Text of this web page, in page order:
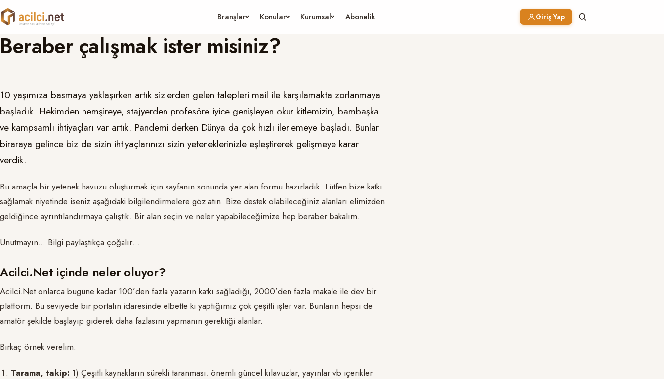
Branşlar Konular Kurumsal Abonelik Giriş Yap
Beraber çalışmak ister misiniz?
10 yaşımıza basmaya yaklaşırken artık sizlerden gelen talepleri mail ile karşılamakta zorlanmaya
başladık. Hekimden hemşireye, stajyerden profesöre iyice genişleyen okur kitlemizin, bambaşka
ve kampsamlı ihtiyaçları var artık. Pandemi derken Dünya da çok hızlı ilerlemeye başladı. Bunlar
biraraya gelince biz de sizin ihtiyaçlarınızı sizin yeteneklerinizle eşleştirerek gelişmeye karar
verdik.
Bu amaçla bir yetenek havuzu oluşturmak için sayfanın sonunda yer alan formu hazırladık. Lütfen bize katkı
sağlamak niyetinde iseniz aşağıdaki bilgilendirmelere göz atın. Bize destek olabileceğiniz alanları elimizden
geldiğince ayrıntılandırmaya çalıştık. Bir alan seçin ve neler yapabileceğimize hep beraber bakalım.
Unutmayın… Bilgi paylaştıkça çoğalır…
Acilci.Net içinde neler oluyor?
Acilci.Net onlarca bugüne kadar 100’den fazla yazarın katkı sağladığı, 2000’den fazla makale ile dev bir
platform. Bu seviyede bir portalın idaresinde elbette ki yaptığımız çok çeşitli işler var. Bunların hepsi de
amatör şekilde başlayıp giderek daha fazlasını yapmanın gerektiği alanlar.
Birkaç örnek verelim:
Tarama, takip: 1) Çeşitli kaynakların sürekli taranması, önemli güncel kılavuzlar, yayınlar vb içerikler